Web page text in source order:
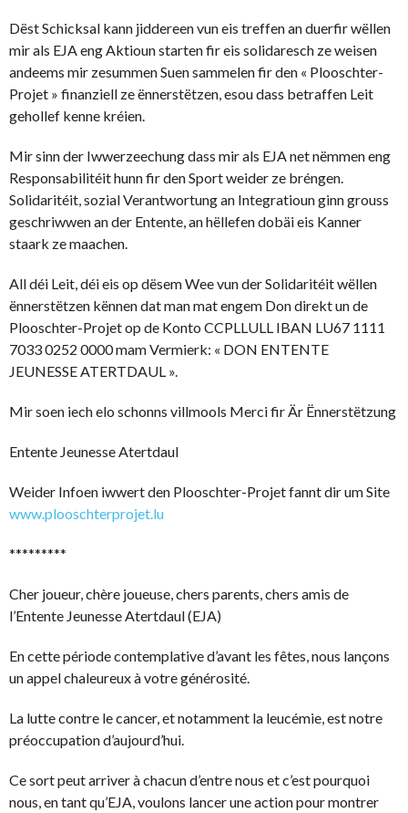
Dëst Schicksal kann jiddereen vun eis treffen an duerfir wëllen
mir als EJA eng Aktioun starten fir eis solidaresch ze weisen
andeems mir zesummen Suen sammelen fir den « Plooschter-
Projet » finanziell ze ënnerstëtzen, esou dass betraffen Leit
gehollef kenne kréien.
Mir sinn der Iwwerzeechung dass mir als EJA net nëmmen eng
Responsabilitéit hunn fir den Sport weider ze bréngen.
Solidaritéit, sozial Verantwortung an Integratioun ginn grouss
geschriwwen an der Entente, an hëllefen dobäi eis Kanner
staark ze maachen.
All déi Leit, déi eis op dësem Wee vun der Solidaritéit wëllen
ënnerstëtzen kënnen dat man mat engem Don direkt un de
Plooschter-Projet op de Konto CCPLLULL IBAN LU67 1111
7033 0252 0000 mam Vermierk: « DON ENTENTE
JEUNESSE ATERTDAUL ».
Mir soen iech elo schonns villmools Merci fir Är Ënnerstëtzung
Entente Jeunesse Atertdaul
Weider Infoen iwwert den Plooschter-Projet fannt dir um Site
www.plooschterprojet.lu
*********
Cher joueur, chère joueuse, chers parents, chers amis de
l’Entente Jeunesse Atertdaul (EJA)
En cette période contemplative d’avant les fêtes, nous lançons
un appel chaleureux à votre générosité.
La lutte contre le cancer, et notamment la leucémie, est notre
préoccupation d’aujourd’hui.
Ce sort peut arriver à chacun d’entre nous et c’est pourquoi
nous, en tant qu’EJA, voulons lancer une action pour montrer